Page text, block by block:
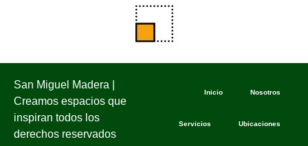
San Miguel Madera |
Creamos espacios que
inspiran todos los
derechos reservados
Inicio Nosotros
Servicios Ubicaciones